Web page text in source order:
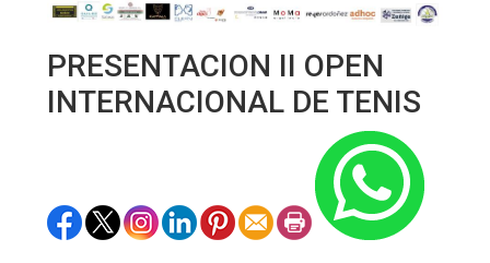
PRESENTACION II OPEN
INTERNACIONAL DE TENIS